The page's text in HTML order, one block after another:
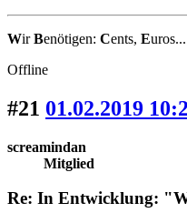
WirBenötigen: Cents, Euros...
Offline
#21 01.02.2019
screamindan
Mitglied
Re: In Entwicklung: